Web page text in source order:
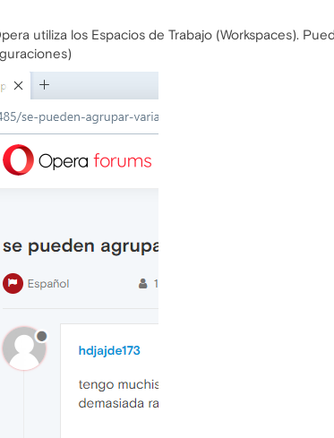
utiliza los Espacios de Trabajo (Workspaces).